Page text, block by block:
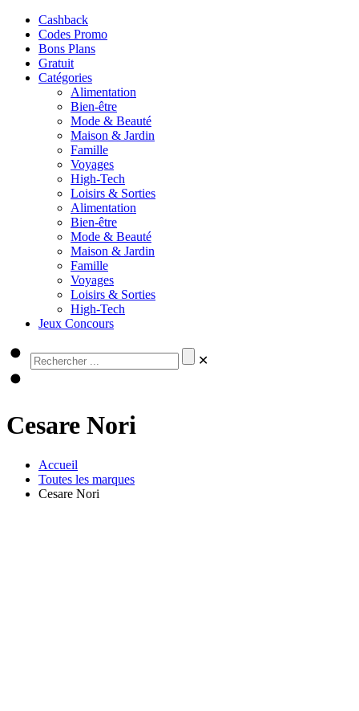
Cashback
Codes Promo
Bons Plans
Gratuit
Catégories
Alimentation
Bien-être
Mode & Beauté
Maison & Jardin
Famille
Voyages
High-Tech
Loisirs & Sorties
Alimentation
Bien-être
Mode & Beauté
Maison & Jardin
Famille
Voyages
Loisirs & Sorties
High-Tech
Jeux Concours
✕
Cesare Nori
Accueil
Toutes les marques
Cesare Nori